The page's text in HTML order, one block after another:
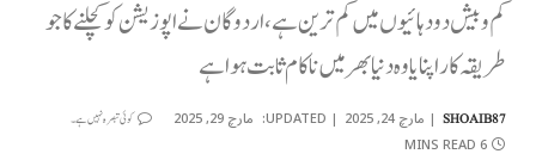
کم وبیش دو دہائیوں میں کم ترین ہے، اردوگان نے اپوزیشن کو کچلنے کا جو
طریقہ کار اپنایا وہ دنیا بھر میں ناکام ثابت ہوا ہے
SHOAIB87 مارچ 24, 2025 UPDATED: مارچ 29, 2025 کوئی تبصرہ نہیں ہے۔
6 MINS READ